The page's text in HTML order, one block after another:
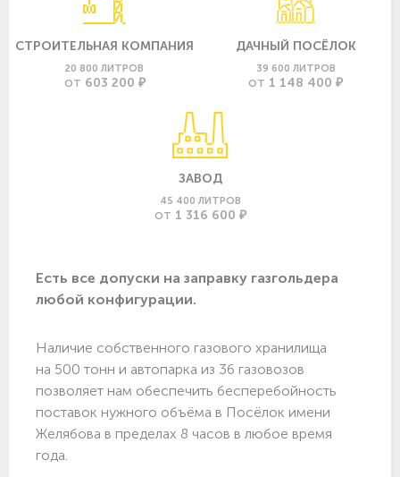
СТРОИТЕЛЬНАЯ КОМПАНИЯ
20 800 ЛИТРОВ
ОТ 603 200 ₽
ДАЧНЫЙ ПОСЁЛОК
39 600 ЛИТРОВ
ОТ 1 148 400 ₽
ЗАВОД
45 400 ЛИТРОВ
ОТ 1 316 600 ₽
Есть все допуски нa заправку газгольдера
любой конфигурации.
Наличие собственного газового хранилища
на 500 тонн и автопарка из 36 газовозов
позволяет нам обеспечить бесперебойность
поставок нужного объёма в Посёлок имени
Желябова в пределах 8 часов в любое время
года.